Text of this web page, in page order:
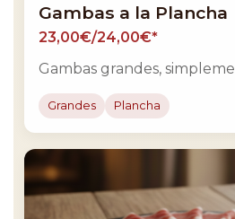
Gambas a la Plancha
23,00€/24,00€*
Gambas grandes,
Grandes Plancha